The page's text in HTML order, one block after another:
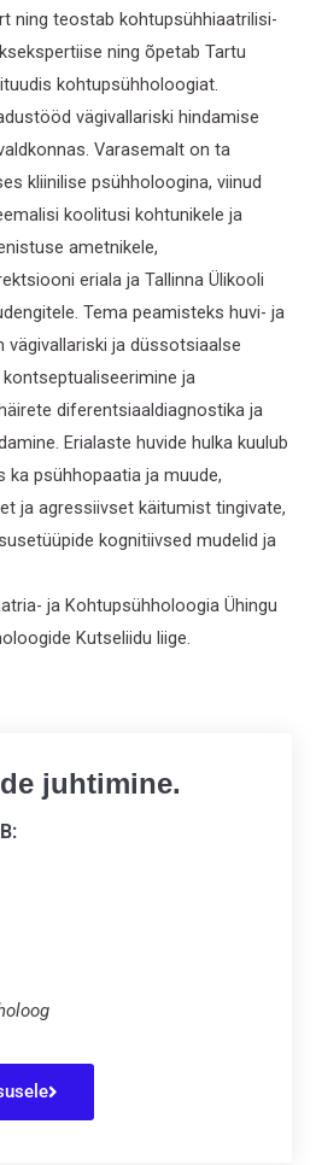
ning teostab kohtupsühhiaatrilisi-
ning õpetab Tartu
kohtupsühholoogiat.
vägivallariski hindamise
Varasemalt on ta
kliinilise psühholoogina, viinud
koolitusi kohtunikele ja
ametnikele,
eriala ja Tallinna Ülikooli
Tema peamisteks huvi- ja
vägivallariski ja düssotsiaalse
ja
diferentsiaaldiagnostika ja
Erialaste huvide hulka kuulub
psühhopaatia ja muude,
ja agressiivset käitumist tingivate,
kognitiivsed mudelid ja
ja Kohtupsühholoogia Ühingu
Kutseliidu liige.
juhtimine.